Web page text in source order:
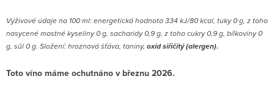
Výživové údaje na 100 ml: energetická hodnota 334 kJ/80 kcal, tuky 0 g, z toho
nasycené mastné kyseliny 0 g, sacharidy 0,9 g, z toho cukry 0,9 g, bílkoviny 0
g, sůl 0 g. Složení: hroznová šťáva, taniny, oxid siřičitý (alergen).
Toto víno máme ochutnáno v březnu 2026.